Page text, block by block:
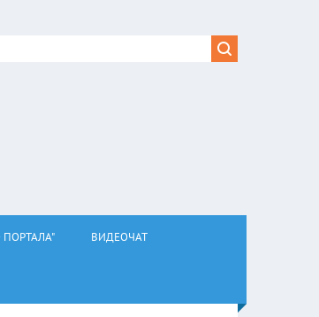
ВИДЕОЧАТ